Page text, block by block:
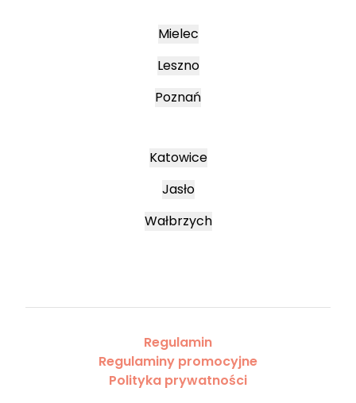
Mielec
Leszno
Poznań
Katowice
Jasło
Wałbrzych
Regulamin
Regulaminy promocyjne
Polityka prywatności